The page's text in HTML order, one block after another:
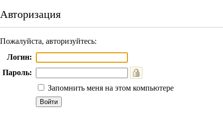
Авторизация
Пожалуйста, авторизуйтесь:
Логин:
Пароль:
Запомнить меня на этом компьютере